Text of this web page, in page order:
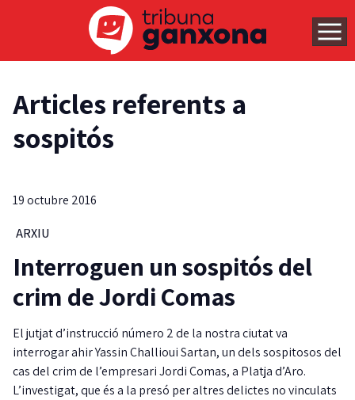
Articles referents a
sospitós
19 octubre 2016
ARXIU
Interroguen un sospitós del
crim de Jordi Comas
El jutjat d’instrucció número 2 de la nostra ciutat va
interrogar ahir Yassin Challioui Sartan, un dels sospitosos del
cas del crim de l’empresari Jordi Comas, a Platja d’Aro.
L’investigat, que és a la presó per altres delictes no vinculats